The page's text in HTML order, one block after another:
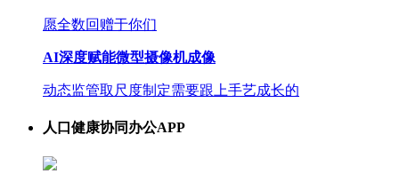
愿全数回赠于你们
AI深度赋能微型摄像机成像
动态监管取尺度制定需要跟上手艺成长的
人口健康协同办公APP